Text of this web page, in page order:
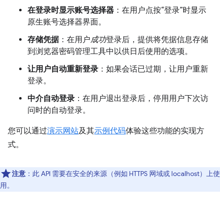
在登录时显示账号选择器 ：在用户点按“登录”时显示
原生账号选择器界面。
存储凭据：在用户成功登录后，提供将凭据信息存储
到浏览器密码管理工具中以供日后使用的选项。
让用户自动重新登录 ：如果会话已过期，让用户重新
登录。
中介自动登录 ：在用户退出登录后，停用用户下次访
问时的自动登录。
您可以通过演示网站及其示例代码体验这些功能的实现方
式。
注意 ：此 API 需要在安全的来源（例如 HTTPS 网域或 localhost）上使
用。